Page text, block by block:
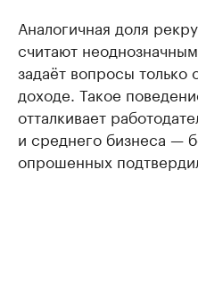
Аналогичная доля
считают
задаёт вопросы только
доходе. Такое
отталкивает
и среднего бизнеса —
опрошенных